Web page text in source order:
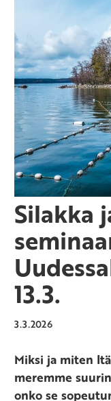
Silakka
13.3.
3.3.2026
Miksi ja miten
meremme
onko se